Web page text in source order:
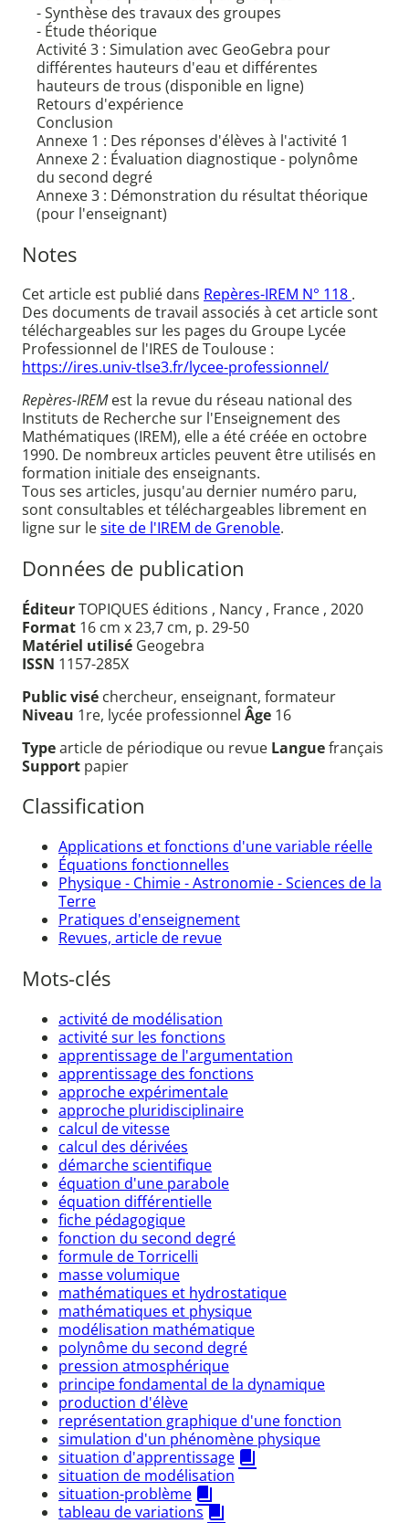
- Synthèse des travaux des groupes
- Étude théorique
Activité 3 : Simulation avec GeoGebra pour
différentes hauteurs d'eau et différentes
hauteurs de trous (disponible en ligne)
Retours d'expérience
Conclusion
Annexe 1 : Des réponses d'élèves à l'activité 1
Annexe 2 : Évaluation diagnostique - polynôme
du second degré
Annexe 3 : Démonstration du résultat théorique
(pour l'enseignant)
Notes
Cet article est publié dans Repères-IREM N° 118 .
Des documents de travail associés à cet article sont
téléchargeables sur les pages du Groupe Lycée
Professionnel de l'IRES de Toulouse :
https://ires.univ-tlse3.fr/lycee-professionnel/
Repères-IREMest la revue du réseau national des
Instituts de Recherche sur l'Enseignement des
Mathématiques (IREM), elle a été créée en octobre
1990. De nombreux articles peuvent être utilisés en
formation initiale des enseignants.
Tous ses articles, jusqu'au dernier numéro paru,
sont consultables et téléchargeables librement en
ligne sur lesite de l'IREM de Grenoble.
Données de publication
ÉditeurTOPIQUES éditions , Nancy , France , 2020
Format 16 cm x 23,7 cm, p. 29-50
Matériel utilisé Geogebra
ISSN 1157-285X
Public visé chercheur, enseignant, formateur
Niveau 1re, lycée professionnel Âge 16
Typearticle de périodique ou revue Languefrançais
Support papier
Classification
Applications et fonctions d'une variable réelle
Équations fonctionnelles
Physique - Chimie - Astronomie - Sciences de la
Terre
Pratiques d'enseignement
Revues, article de revue
Mots-clés
activité de modélisation
activité sur les fonctions
apprentissage de l'argumentation
apprentissage des fonctions
approche expérimentale
approche pluridisciplinaire
calcul de vitesse
calcul des dérivées
démarche scientifique
équation d'une parabole
équation différentielle
fiche pédagogique
fonction du second degré
formule de Torricelli
masse volumique
mathématiques et hydrostatique
mathématiques et physique
modélisation mathématique
polynôme du second degré
pression atmosphérique
principe fondamental de la dynamique
production d'élève
représentation graphique d'une fonction
simulation d'un phénomène physique
situation d'apprentissage
situation de modélisation
situation-problème
tableau de variations